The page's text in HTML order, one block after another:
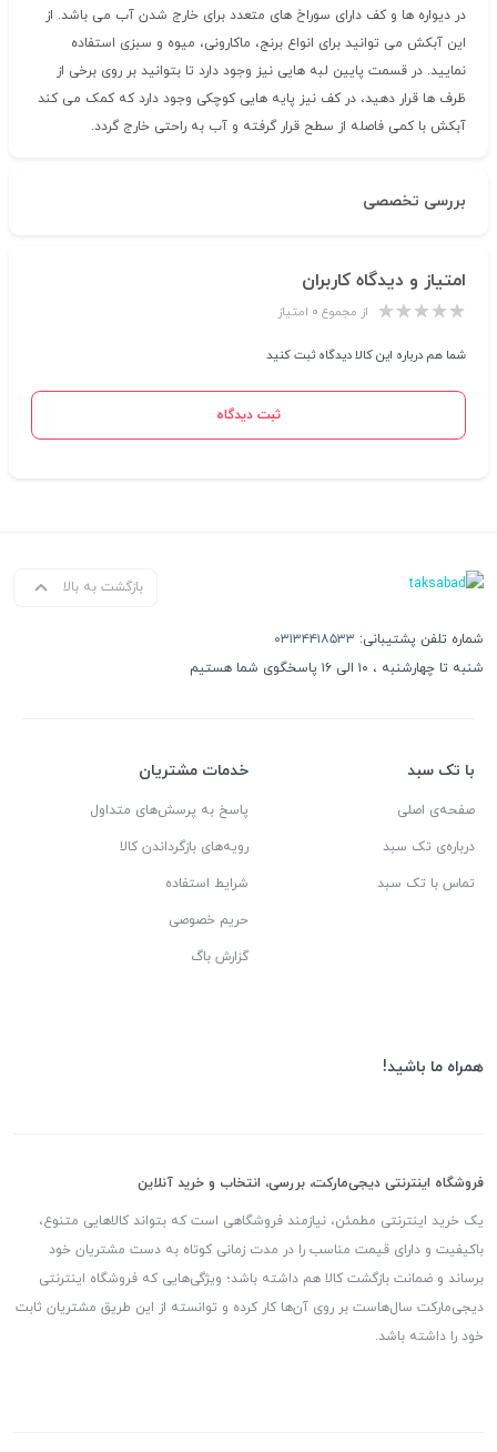
در دیواره ها و کف دارای سوراخ های متعدد برای خارج شدن آب می باشد. از
این آبکش می توانید برای انواع برنج، ماکارونی، میوه و سبزی استفاده
نمایید. در قسمت پایین لبه هایی نیز وجود دارد تا بتوانید بر روی برخی از
ظرف ها قرار دهید، در کف نیز پایه هایی کوچکی وجود دارد که کمک می کند
آبکش با کمی فاصله از سطح قرار گرفته و آب به راحتی خارج گردد.
بررسی تخصصی
امتیاز و دیدگاه کاربران
از مجموع ۰ امتیاز
شما هم درباره این کالا دیدگاه ثبت کنید
ثبت دیدگاه
بازگشت به بالا
شماره تلفن پشتیبانی: ۰۳۱۳۴۴۱۸۵۳۳
شنبه تا چهارشنبه ، ۱۰ الی ۱۶ پاسخگوی شما هستیم
با تک سبد
صفحه‌ی اصلی
درباره‌ی تک سبد
تماس با تک سبد
خدمات مشتریان
پاسخ به پرسش‌های متداول
رویه‌های بازگرداندن کالا
شرایط استفاده
حریم خصوصی
گزارش باگ
همراه ما باشید!
فروشگاه اینترنتی دیجی‌مارکت، بررسی، انتخاب و خرید آنلاین
یک خرید اینترنتی مطمئن، نیازمند فروشگاهی است که بتواند کالاهایی متنوع،
باکیفیت و دارای قیمت مناسب را در مدت زمانی کوتاه به دست مشتریان خود
برساند و ضمانت بازگشت کالا هم داشته باشد؛ ویژگی‌هایی که فروشگاه اینترنتی
دیجی‌مارکت سال‌هاست بر روی آن‌ها کار کرده و توانسته از این طریق مشتریان ثابت
خود را داشته باشد.